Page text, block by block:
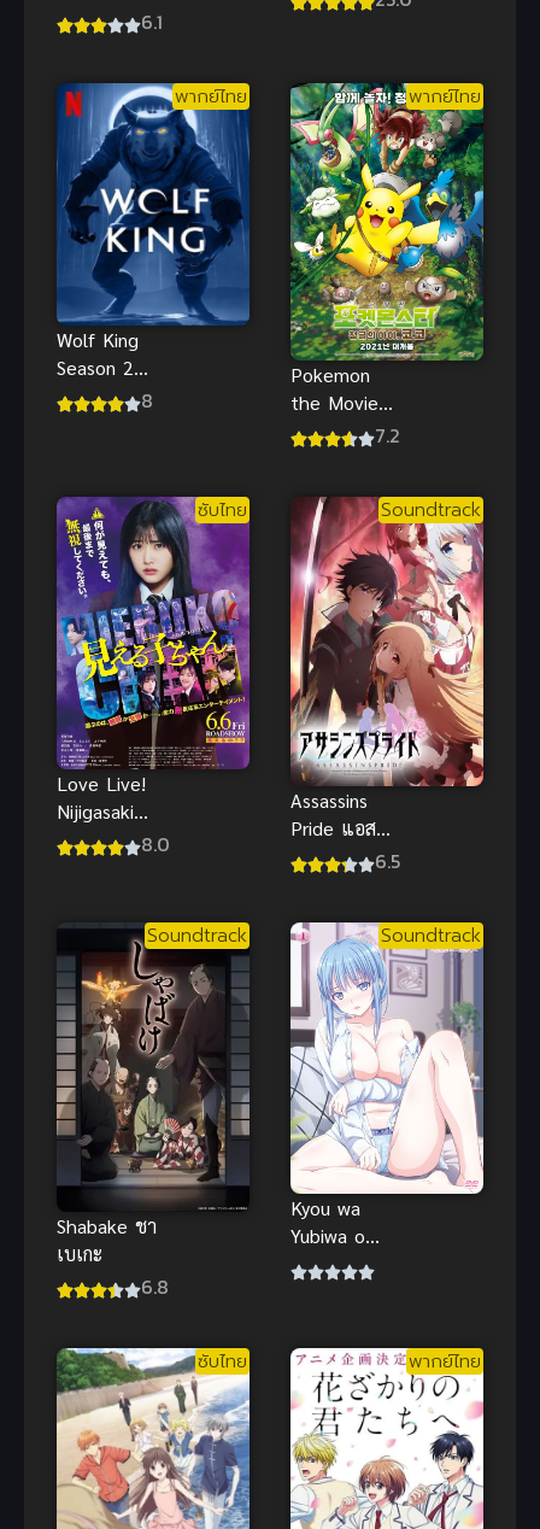
Tale 1
รัก 1 พากย์
ไทย
6.1
พากย์ไทย
Wolf King
Season 2
(2025) ราชา
8
พากย์ไทย
Pokemon
the Movie
Secrets of
เดอะ มูฟวี่
ความลับของ
ป่าลึก พากย์
ไทย
7.2
ซับไทย
Love Live!
Nijigasaki
Gakuen
Kanketsu-
hen Part 2
เลิฟไลฟ์
ชมรมสคูลไอ
ดอลนิจิกะซากิ
เดอะมูฟวี่
ปัจฉิมบท พาร์
ท 2 ซับไทย
8.0
Soundtrack
Assassins
Pride แอส
แซสซินส์ ไพ
6.5
Soundtrack
Shabake ชา
เบเกะ
6.8
Soundtrack
Kyou wa
Yubiwa o
Hazusu kara
ซับไทย พากย์ไทย